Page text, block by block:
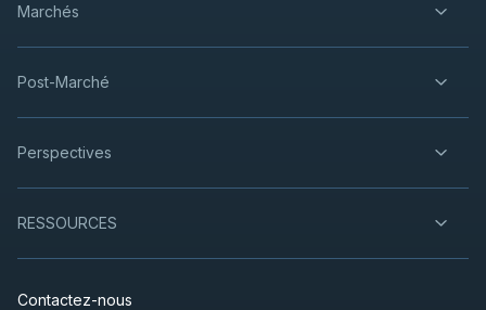
Marchés
Post-Marché
Perspectives
RESSOURCES
Contactez-nous